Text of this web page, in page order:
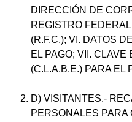
DIRECCIÓN DE
REGISTRO
(R.F.C.); VI. DATOS
EL PAGO; VII.
(C.L.A.B.E.) PARA EL
D) VISITANTES.-
PERSONALES